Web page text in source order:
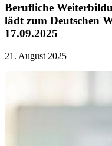
Berufliche
lädt zum Deutschen
17.09.2025
21. August 2025